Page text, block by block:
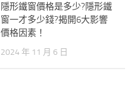
隱形鐵窗價格是多少?隱形鐵
窗一才多少錢?揭開6大影響
價格因素！
2024 年 11 月 6 日